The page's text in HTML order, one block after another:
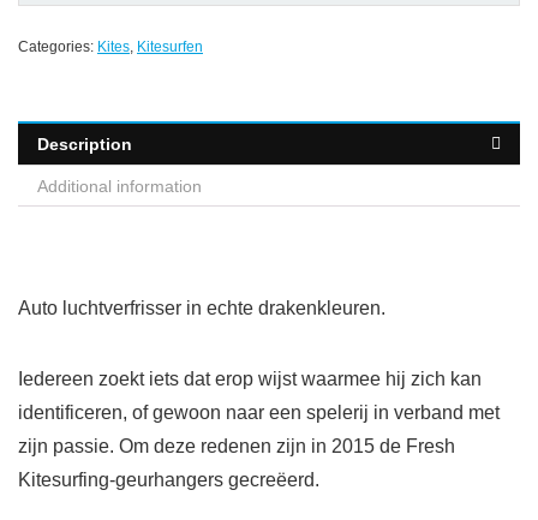
Categories: Kites, Kitesurfen
Description
Additional information
Auto luchtverfrisser in echte drakenkleuren.
Iedereen zoekt iets dat erop wijst waarmee hij zich kan
identificeren, of gewoon naar een spelerij in verband met
zijn passie. Om deze redenen zijn in 2015 de Fresh
Kitesurfing-geurhangers gecreëerd.